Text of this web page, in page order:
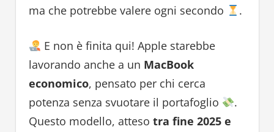
ma che potrebbe valere ogni secondo
.
E non è finita qui! Apple starebbe
lavorando anche a un MacBook
economico, pensato per chi cerca
potenza senza svuotare il portafoglio
.
Questo modello, atteso tra fine 2025 e